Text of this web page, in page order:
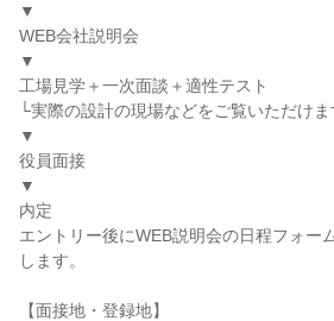
▼
WEB会社説明会
▼
工場見学＋一次面談＋適性テスト
└実際の設計の現場などをご覧いただけま
▼
役員面接
▼
内定
エントリー後にWEB説明会の日程フォー
します。
【面接地・登録地】